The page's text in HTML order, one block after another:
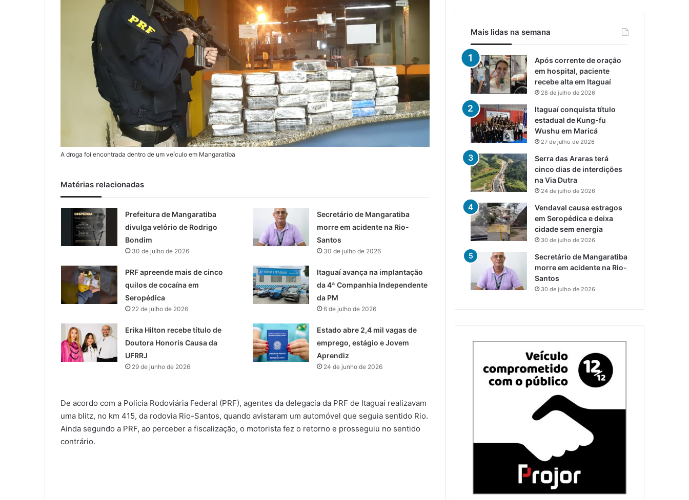
A droga foi encontrada dentro de um veículo em Mangaratiba
Matérias relacionadas
Prefeitura de Mangaratiba
divulga velório de Rodrigo
Bondim
30 de julho de 2026
Secretário de Mangaratiba
morre em acidente na Rio-
Santos
30 de julho de 2026
PRF apreende mais de cinco
quilos de cocaína em
Seropédica
22 de julho de 2026
Itaguaí avança na implantação
da 4ª Companhia Independente
da PM
6 de julho de 2026
Erika Hilton recebe título de
Doutora Honoris Causa da
UFRRJ
29 de junho de 2026
Estado abre 2,4 mil vagas de
emprego, estágio e Jovem
Aprendiz
24 de junho de 2026
De acordo com a Polícia Rodoviária Federal (PRF), agentes da delegacia da PRF de Itaguaí realizavam
uma blitz, no km 415, da rodovia Rio-Santos, quando avistaram um automóvel que seguia sentido Rio.
Ainda segundo a PRF, ao perceber a fiscalização, o motorista fez o retorno e prosseguiu no sentido
contrário.
Mais lidas na semana
Após corrente de oração
em hospital, paciente
recebe alta em Itaguaí
28 de julho de 2026
Itaguaí conquista título
estadual de Kung-fu
Wushu em Maricá
27 de julho de 2026
Serra das Araras terá
cinco dias de interdições
na Via Dutra
24 de julho de 2026
Vendaval causa estragos
em Seropédica e deixa
cidade sem energia
30 de julho de 2026
Secretário de Mangaratiba
morre em acidente na Rio-
Santos
30 de julho de 2026